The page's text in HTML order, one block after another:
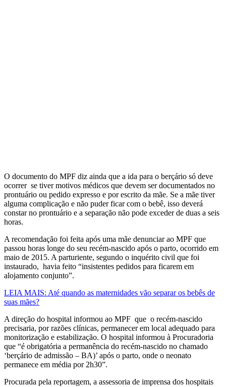
O documento do MPF diz ainda que a ida para o berçário só deve
ocorrer se tiver motivos médicos que devem ser documentados no
prontuário ou pedido expresso e por escrito da mãe. Se a mãe tiver
alguma complicação e não puder ficar com o bebê, isso deverá
constar no prontuário e a separação não pode exceder de duas a seis
horas.
A recomendação foi feita após uma mãe denunciar ao MPF que
passou horas longe do seu recém-nascido após o parto, ocorrido em
maio de 2015. A parturiente, segundo o inquérito civil que foi
instaurado, havia feito “insistentes pedidos para ficarem em
alojamento conjunto”.
LEIA MAIS: Até quando as maternidades vão separar os bebês de
suas mães?
A direção do hospital informou ao MPF que o recém-nascido
precisaria, por razões clínicas, permanecer em local adequado para
monitorização e estabilização. O hospital informou à Procuradoria
que “é obrigatória a permanência do recém-nascido no chamado
‘berçário de admissão – BA)’ após o parto, onde o neonato
permanece em média por 2h30”.
Procurada pela reportagem, a assessoria de imprensa dos hospitais